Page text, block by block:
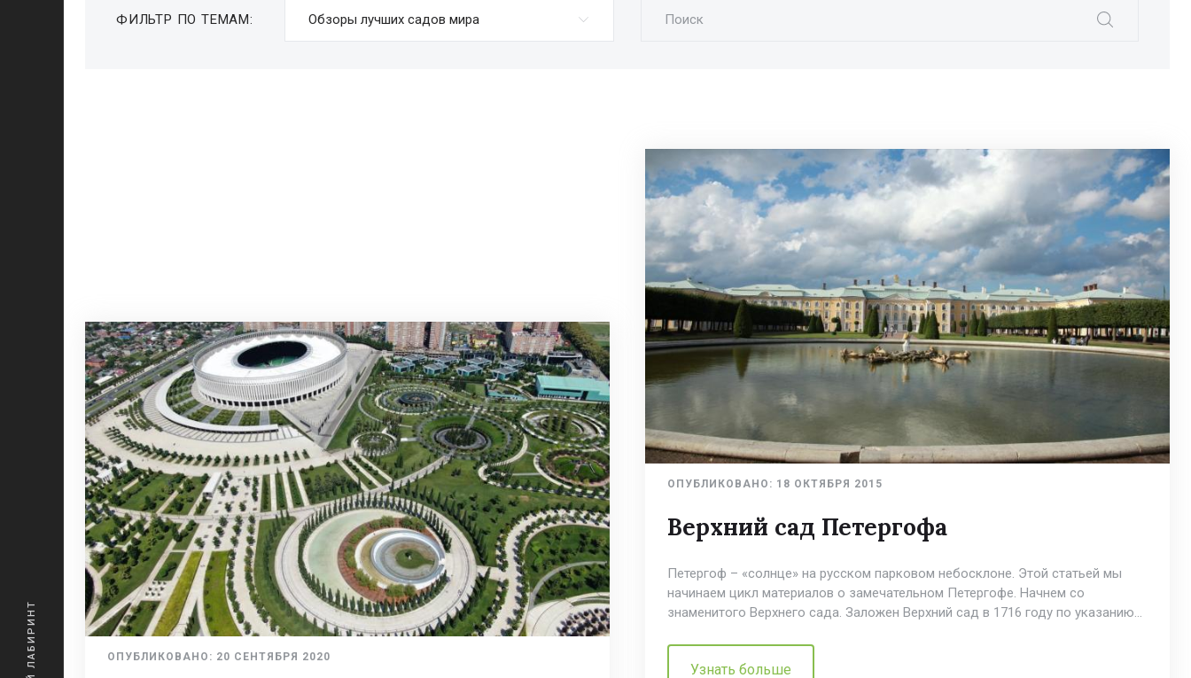
ФИЛЬТР ПО ТЕМАМ: Поиск
ОПУБЛИКОВАНО: 20 СЕНТЯБРЯ 2020
ОПУБЛИКОВАНО: 18 ОКТЯБРЯ 2015
Верхний сад Петергофа
Петергоф – «солнце» на русском парковом небосклоне. Этой статьей мы
начинаем цикл материалов о замечательном Петергофе. Начнем со
знаменитого Верхнего сада. Заложен Верхний сад в 1716 году по указанию…
Узнать больше